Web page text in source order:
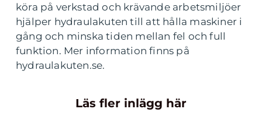
köra på verkstad och krävande arbetsmiljöer
hjälper hydraulakuten till att hålla maskiner i
gång och minska tiden mellan fel och full
funktion. Mer information finns på
hydraulakuten.se.
Läs fler inlägg här